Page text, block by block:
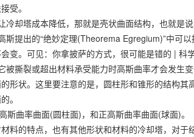
受。
塔成本降低，那就是壳状曲面结构，也就是说
提出的“绝妙定理(Theorema Egregium)”中可
变。可见：你拿披萨的方式，很可能是错的 | 科
撕裂或超出材料承受能力时高斯曲率才会发生
形状。这里要注意的是，圆柱形和锥形的结构
。
曲率曲面(圆柱面)，和正高斯曲率曲面(球面)。
的特点，也有其他形状和材料的冷却塔，对于